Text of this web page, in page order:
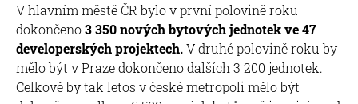
V hlavním městě ČR bylo v první polovině roku
dokončeno3 350 nových bytových jednotek ve 47
developerských projektech.V druhé polovině roku by
mělo být v Praze dokončeno dalších 3 200 jednotek.
Celkově by tak letos v české metropoli mělo být